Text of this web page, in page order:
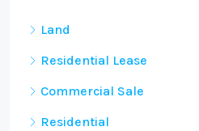
Land
Residential Lease
Commercial Sale
Residential